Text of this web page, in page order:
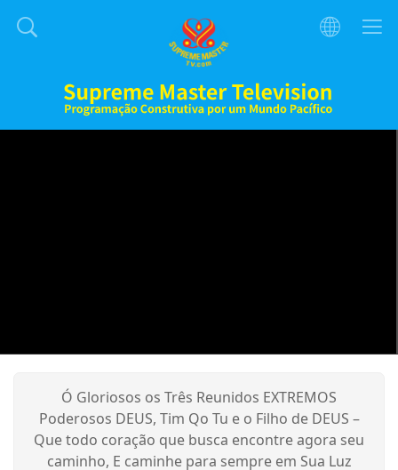
Ó Gloriosos os Três Reunidos EXTREMOS
Poderosos DEUS, Tim Qo Tu e o Filho de DEUS –
Que todo coração que busca encontre agora seu
caminho, E caminhe para sempre em Sua Luz